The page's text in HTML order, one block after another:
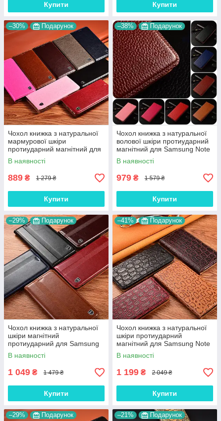
Купити Купити
–30% Подарунок
Чохол книжка з натуральної
мармурової шкіри
протиударний магнітний для
Samsung Note 9 N960
"MARBLE"
В наявності
889 ₴ 1 279 ₴
Купити
–38% Подарунок
Чохол книжка з натуральної
волової шкіри протиударний
магнітний для Samsung Note
9 N960 "BULL"
В наявності
979 ₴ 1 579 ₴
Купити
–29% Подарунок
Чохол книжка з натуральної
шкіри магнітний
протиударний для Samsung
Note 9 N960 "ITALIAN"
В наявності
1 049 ₴ 1 479 ₴
Купити
–41% Подарунок
Чохол книжка з натуральної
шкіри протиударний
магнітний для Samsung Note
9 N960 "JACOSA"
В наявності
1 199 ₴ 2 049 ₴
Купити
–29% Подарунок –21% Подарунок